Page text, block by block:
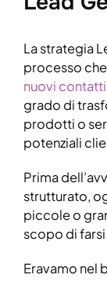
La strategia
processo
nuovi contatti
grado di
prodotti o
potenziali
Prima
strutturato,
piccole o
scopo di
Eravamo nel